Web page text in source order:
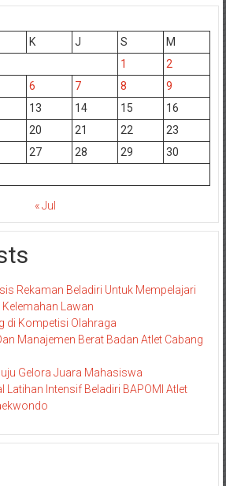
K J S
M
1
2
6 7 8
9
13 14 15
16
20 21 22
23
27 28 29
30
« Jul
Rekaman Beladiri Untuk Mempelajari
Lawan
di Kompetisi Olahraga
Manajemen Berat Badan Atlet Cabang
Gelora Juara Mahasiswa
Latihan Intensif Beladiri BAPOMI Atlet